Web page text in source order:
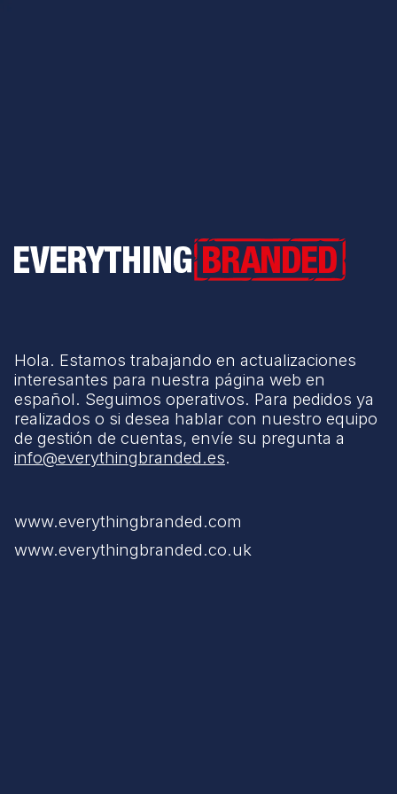
Everything Branded
Hola. Estamos trabajando en actualizaciones
interesantes para nuestra página web en
español. Seguimos operativos. Para pedidos ya
realizados o si desea hablar con nuestro equipo
de gestión de cuentas, envíe su pregunta a
info@everythingbranded.es.
www.everythingbranded.com
www.everythingbranded.co.uk